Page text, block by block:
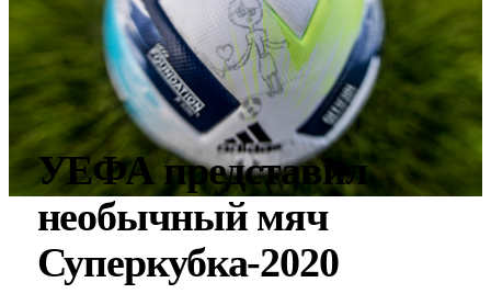
УЕФА представил
необычный мяч
Суперкубка-2020